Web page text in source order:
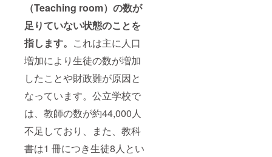
（Teaching room）の数が
足りていない状態のことを
指します。 これは主に人口
増加により生徒の数が増加
したことや財政難が原因と
なっています。公立学校で
は、教師の数が約44,000人
不足しており、また、教科
書は1 冊につき生徒8人とい